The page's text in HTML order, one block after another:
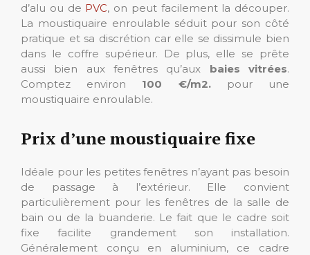
d’alu ou de PVC, on peut facilement la découper.
La moustiquaire enroulable séduit pour son côté
pratique et sa discrétion car elle se dissimule bien
dans le coffre supérieur. De plus, elle se prête
aussi bien aux fenêtres qu’aux baies vitrées.
Comptez environ 100 €/m2. pour une
moustiquaire enroulable.
Prix d’une moustiquaire fixe
Idéale pour les petites fenêtres n’ayant pas besoin
de passage à l’extérieur. Elle convient
particulièrement pour les fenêtres de la salle de
bain ou de la buanderie. Le fait que le cadre soit
fixe facilite grandement son installation.
Généralement conçu en aluminium, ce cadre